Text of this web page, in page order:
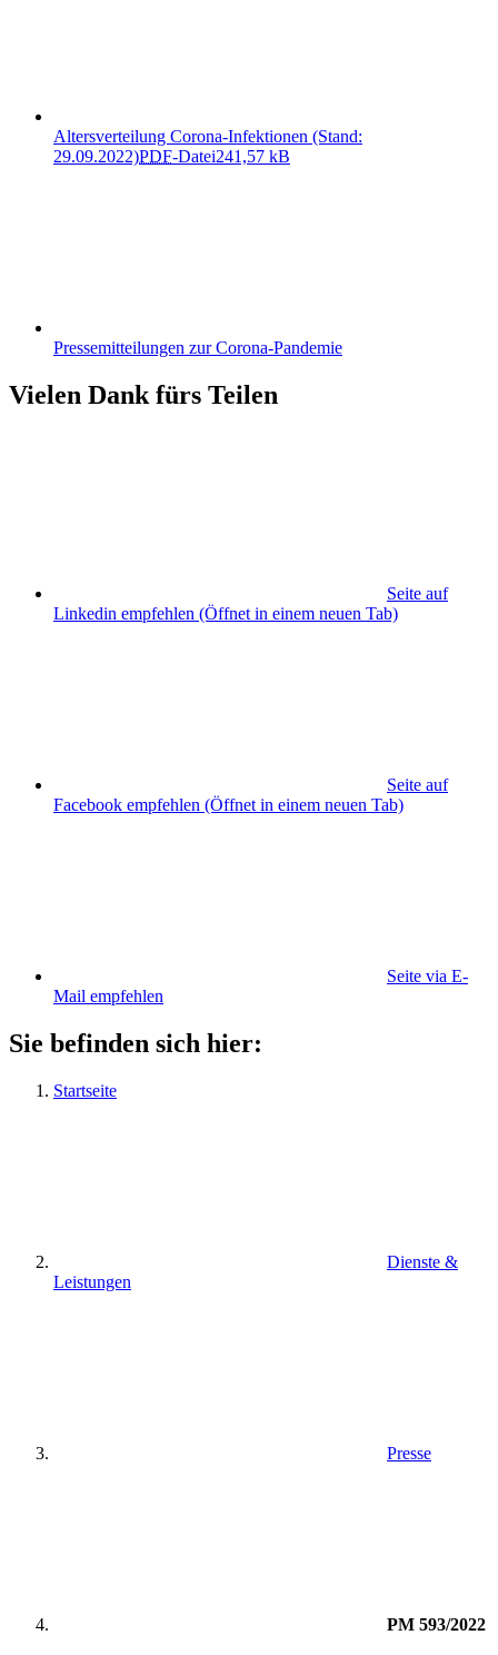
Altersverteilung Corona-Infektionen (Stand:
29.09.2022)PDF-Datei241,57 kB
Pressemitteilungen zur Corona-Pandemie
Vielen Dank fürs Teilen
Seite auf
Linkedin empfehlen (Öffnet in einem neuen Tab)
Seite auf
Facebook empfehlen (Öffnet in einem neuen Tab)
Seite via E-
Mail empfehlen
Sie befinden sich hier:
Startseite
Dienste &
Leistungen
Presse
PM 593/2022